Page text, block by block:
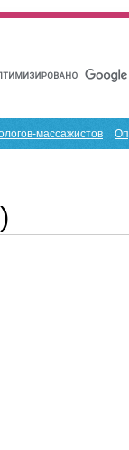
массажистов
)